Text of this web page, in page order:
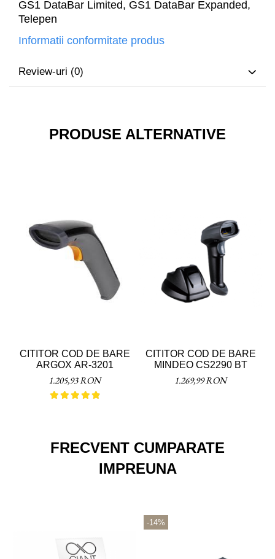
GS1 DataBar Limited, GS1 DataBar Expanded,
Telepen
Informatii conformitate produs
Review-uri (0)
PRODUSE ALTERNATIVE
CITITOR COD DE BARE
ARGOX AR-3201
1.205,93 RON
CITITOR COD DE BARE
MINDEO CS2290 BT
1.269,99 RON
FRECVENT CUMPARATE
IMPREUNA
-14%